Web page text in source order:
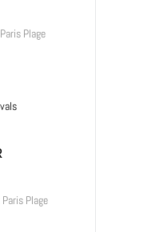
Plage
Plage